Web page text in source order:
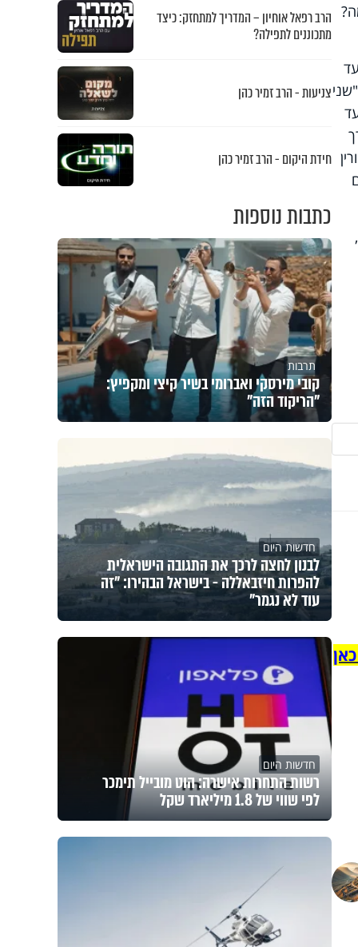
הרב רפאל אוחיון – המדריך למתחזק: כיצד
מתכוננים לתפילה?
צניעות - הרב זמיר כהן
חידת היקום - הרב זמיר כהן
כתבות נוספות
תרבות
קובי מירסקי ואברומי בשיר קיצי ומקפיץ:
"הריקוד הזה"
חדשות היום
לבנון לחצה לרכך את התגובה הישראלית
להפרות חיזבאללה - בישראל הבהירו: "זה
עוד לא נגמר"
חדשות היום
רשות התחרות אישרה: הוט מובייל תימכר
לפי שווי של 1.8 מיליארד שקל